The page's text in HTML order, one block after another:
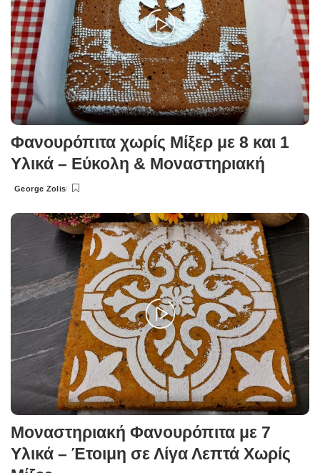
Φανουρόπιτα χωρίς Μίξερ με 8 και 1
Υλικά – Εύκολη & Μοναστηριακή
Posted
George Zolis
Μοναστηριακή Φανουρόπιτα με 7
Υλικά – Έτοιμη σε Λίγα Λεπτά Χωρίς